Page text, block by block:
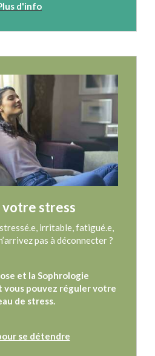
d'info
stress
irritable, fatigué.e,
pas à déconnecter ?
et la Sophrologie
vous pouvez réguler votre
de stress.
se détendre